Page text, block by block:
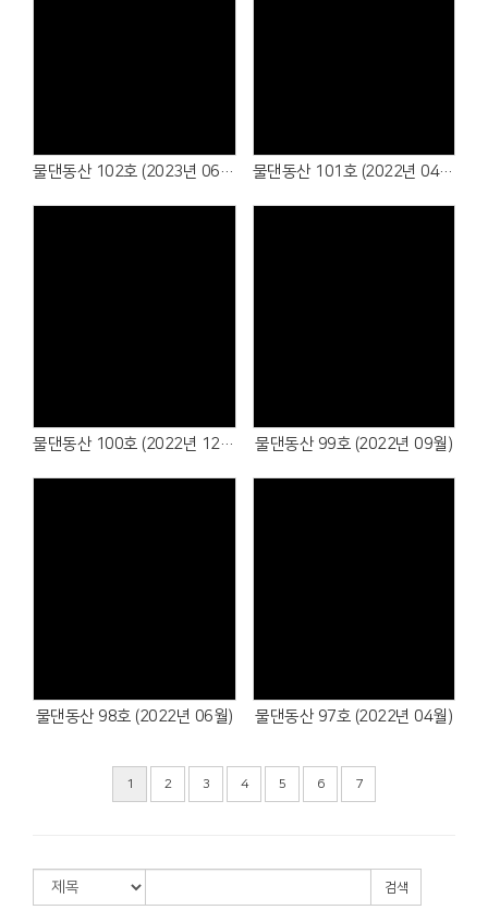
물댄동산 102호 (2023년 06월) 물댄동산 101호 (2022년 04월)
물댄동산 100호 (2022년 12월) 물댄동산 99호 (2022년 09월)
물댄동산 98호 (2022년 06월) 물댄동산 97호 (2022년 04월)
1 2 3 4 5 6 7
검색